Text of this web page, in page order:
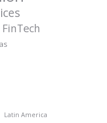
FinTech
Latin America